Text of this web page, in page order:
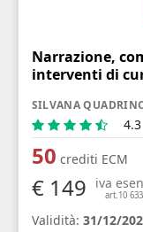
Narrazione,
interventi di
SILVANA
4.3
50 crediti ECM
€ 149 iva
art.10
Validità: 31/12/